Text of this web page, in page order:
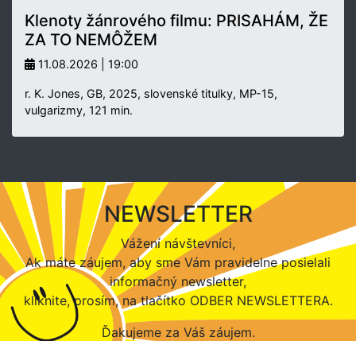
Klenoty žánrového filmu: PRISAHÁM, ŽE
ZA TO NEMÔŽEM
11.08.2026 | 19:00
r. K. Jones, GB, 2025, slovenské titulky, MP-15,
vulgarizmy, 121 min.
NEWSLETTER
Vážení návštevníci,
Ak máte záujem, aby sme Vám pravidelne posielali
informačný newsletter,
kliknite, prosím, na tlačítko ODBER NEWSLETTERA.
Ďakujeme za Váš záujem.